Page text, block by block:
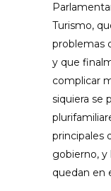
Turismo,
problemas
y que
complicar
siquiera se
principales
gobierno, y
quedan en